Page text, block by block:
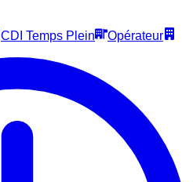
CDI Temps Plein
Opérateur